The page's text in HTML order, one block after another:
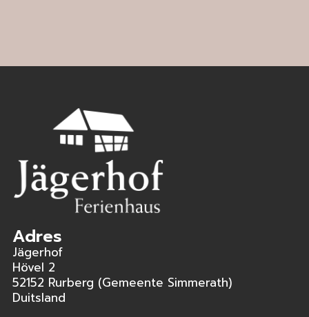
Adres
Jägerhof
Hövel 2
52152 Rurberg (Gemeente Simmerath)
Duitsland